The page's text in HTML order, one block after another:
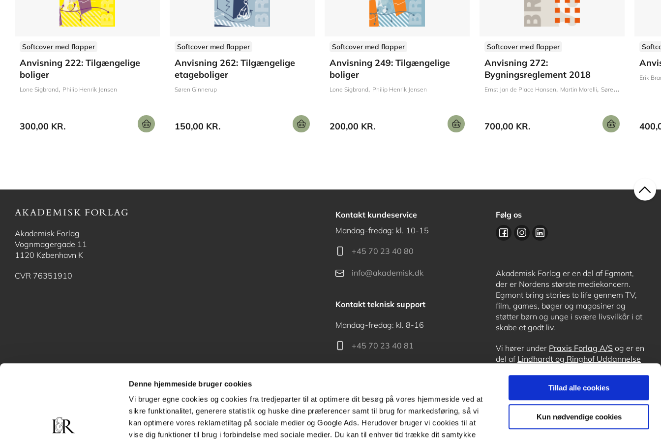
Denne hjemmeside bruger cookies
Vi bruger egne cookies og cookies fra tredjeparter til at optimere dit besøg på vores hjemmeside ved at
sikre funktionalitet, generere statistik og huske dine præferencer samt til brug for markedsføring, så vi
kan optimere vores reklametiltag på sociale medier og Google Ads. Herudover bruger vi cookies til at
vise dig funktioner til brug i forbindelse med sociale medier. Du kan til enhver tid trække dit samtykke
Tillad alle cookies
Kun nødvendige cookies
Softcover med flapper
Anvisning 222: Tilgængelige
boliger
Lone Sigbrand Philip Henrik Jensen
300,00 KR.
Softcover med flapper
Anvisning 262: Tilgængelige
etageboliger
Søren Ginnerup
150,00 KR.
Softcover med flapper
Anvisning 249: Tilgængelige
boliger
Lone Sigbrand Philip Henrik Jensen
200,00 KR.
Softcover med flapper
Anvisning 272:
Bygningsreglement 2018
Ernst Jan de Place Hansen Martin Morelli Søren Ginnerup
700,00 KR.
Erik
Akademisk Forlag
Vognmagergade 11
1120 København K
CVR 76351910
Kontakt kundeservice
Mandag-fredag: kl. 10-15
+45 70 23 40 80
info@akademisk.dk
Kontakt teknisk support
Mandag-fredag: kl. 8-16
+45 70 23 40 81
Kontakt receptionen
Følg os
Akademisk Forlag er en del af Egmont,
der er Nordens største mediekoncern.
Egmont bring stories to life gennem TV,
film, games, bøger og magasiner og
støtter børn og unge i svære livsvilkår i at
skabe et godt liv.
Vi hører under Praxis Forlag A/S og er en
del af Lindhardt og Ringhof Uddannelse
OrdblindetræningogForstå.dk.